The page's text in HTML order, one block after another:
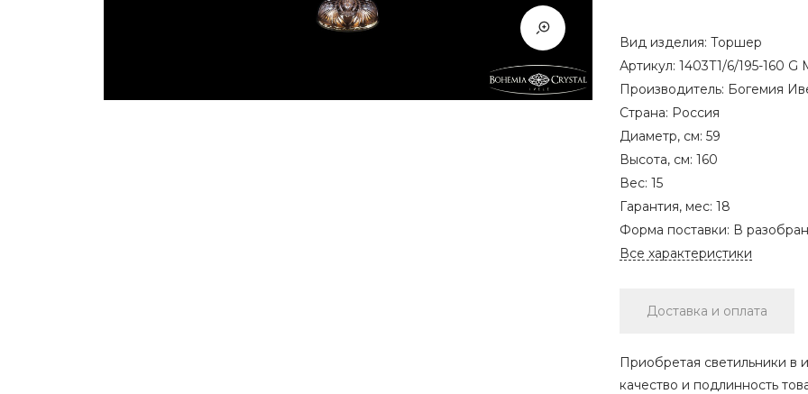
Вид изделия: Торшер
Артикул: 1403T1/6/195-160 G
Производитель: Богемия
Страна: Россия
Диаметр, см: 59
Высота, см: 160
Вес: 15
Гарантия, мес: 18
Форма поставки: В
Все характеристики
Доставка и оплата
Приобретая светильники в
качество и подлинность